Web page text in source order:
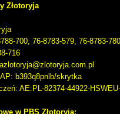
Złotoryja
700, 76-8783-579, 76-8783-780
716
b393q8pnlb/skrytka
AE:PL-82374-44922-
w PBS Złotoryja: